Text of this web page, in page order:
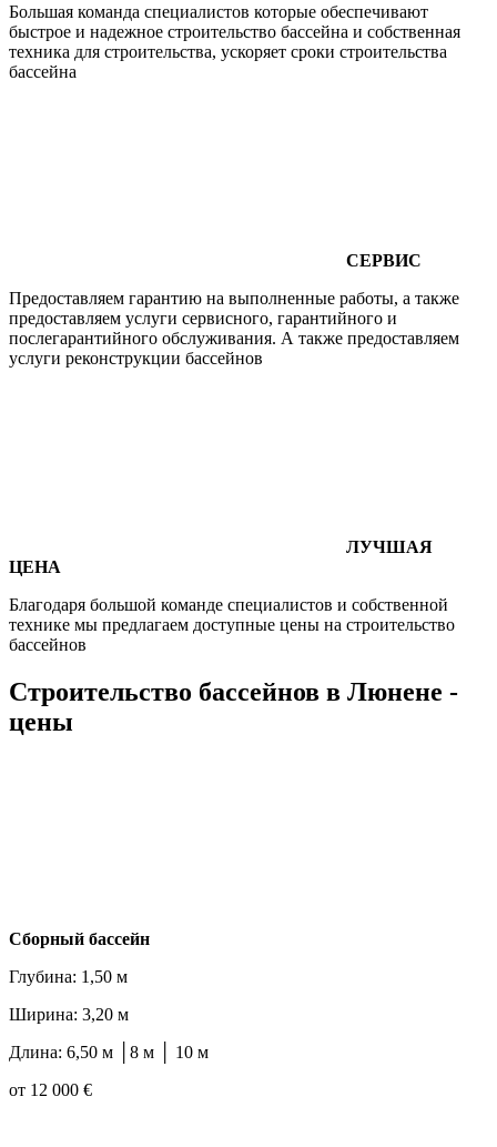
Большая команда специалистов которые обеспечивают
быстрое и надежное строительство бассейна и собственная
техника для строительства, ускоряет сроки строительства
бассейна
СЕРВИС
Предоставляем гарантию на выполненные работы, а также
предоставляем услуги сервисного, гарантийного и
послегарантийного обслуживания. А также предоставляем
услуги реконструкции бассейнов
ЛУЧШАЯ
ЦЕНА
Благодаря большой команде специалистов и собственной
технике мы предлагаем доступные цены на строительство
бассейнов
Строительство бассейнов в Люнене -
цены
Cборный бассейн
Глубина: 1,50 м
Ширина: 3,20 м
Длина: 6,50 м │8 м │ 10 м
от 12 000 €